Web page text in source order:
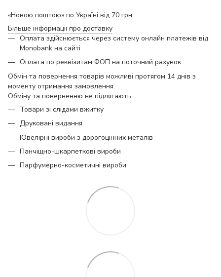
«Новою поштою» по Україні від 70 грн
Більше інформації про доставку
Оплата здійснюється через систему онлайн платежів від
Monobank на сайті
Оплата по реквізитам ФОП на поточний рахунок
Обмін та повернення товарів можливі протягом 14 днів з
моменту отримання замовлення.
Обміну та поверненню не підлягають:
Товари зі слідами вжитку
Друковані видання
Ювелірні вироби з дорогоцінних металів
Панчіщно-шкарпеткові вироби
Парфумерно-косметичні вироби